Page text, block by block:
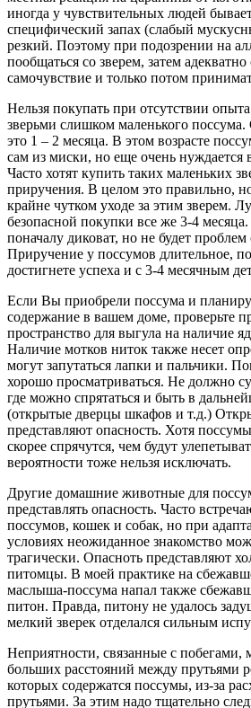
иногда у чувствительных людей
специфический запах (слабый
резкий. Поэтому при подозрении на
пообщаться со зверем, затем
самочувствие и только потом
Нельзя покупать при отсутствии
зверьми слишком маленького
это 1 – 2 месяца. В этом возрасте
сам из миски, но еще очень нуждается
Часто хотят купить таких маленьких
приручения. В целом это правильно,
крайне чутком уходе за этим зверем.
безопасной покупки все же 3-4
поначалу диковат, но не будет
Приручение у поссумов длительное,
достигнете успеха и с 3-4 месячным
Если Вы приобрели поссума и
содержание в вашем доме, проверьте
пространство для выгула на наличие
Наличие мотков ниток также несет
могут запутаться лапки и пальчики.
хорошо просматриваться. Не должно
где можно спрятаться и быть в
(открытые дверцы шкафов и т.д.)
представляют опасность. Хотя
скорее спрячутся, чем будут
вероятности тоже нельзя исключать.
Другие домашние животные для
представлять опасность. Часто
поссумов, кошек и собак, но при
условиях неожиданное знакомство
трагически. Опасноть представляют
питомцы. В моей практике на
маслыша-поссума напал также
питон. Правда, питону не удалось
мелкий зверек отделался сильным
Неприятности, связанные с побегами,
больших расстояний между прутьями
которых содержатся поссумы, из-за
прутьями. За этим надо тщательно